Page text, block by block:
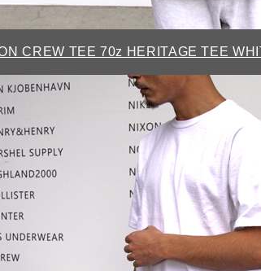
CREW TEE 70z HERITAGE TEE